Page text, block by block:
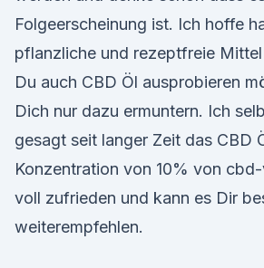
Folgeerscheinung ist. Ich hoffe
pflanzliche und rezeptfreie
Du auch CBD Öl ausprobieren
Dich nur dazu ermuntern. Ich
gesagt seit langer Zeit das CBD
Konzentration von 10% von
voll zufrieden und kann es Dir
weiterempfehlen.